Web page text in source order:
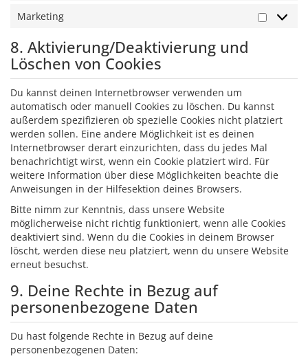
Marketing
8. Aktivierung/Deaktivierung und
Löschen von Cookies
Du kannst deinen Internetbrowser verwenden um
automatisch oder manuell Cookies zu löschen. Du kannst
außerdem spezifizieren ob spezielle Cookies nicht platziert
werden sollen. Eine andere Möglichkeit ist es deinen
Internetbrowser derart einzurichten, dass du jedes Mal
benachrichtigt wirst, wenn ein Cookie platziert wird. Für
weitere Information über diese Möglichkeiten beachte die
Anweisungen in der Hilfesektion deines Browsers.
Bitte nimm zur Kenntnis, dass unsere Website
möglicherweise nicht richtig funktioniert, wenn alle Cookies
deaktiviert sind. Wenn du die Cookies in deinem Browser
löscht, werden diese neu platziert, wenn du unsere Website
erneut besuchst.
9. Deine Rechte in Bezug auf
personenbezogene Daten
Du hast folgende Rechte in Bezug auf deine
personenbezogenen Daten: